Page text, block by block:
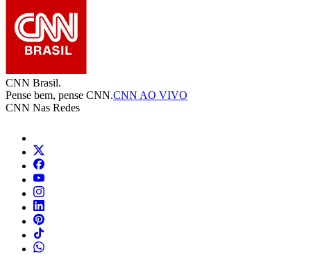
CNN Brasil.
Pense bem, pense CNN.CNN AO VIVO
CNN Nas Redes